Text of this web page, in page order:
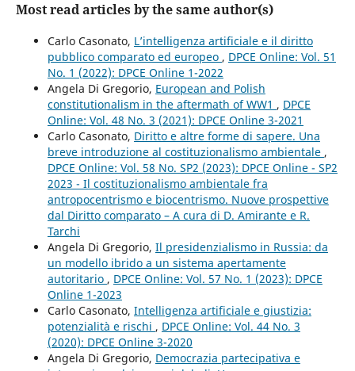
Most read articles by the same author(s)
Carlo Casonato, L’intelligenza artificiale e il diritto
pubblico comparato ed europeo , DPCE Online: Vol. 51
No. 1 (2022): DPCE Online 1-2022
Angela Di Gregorio, European and Polish
constitutionalism in the aftermath of WW1 , DPCE
Online: Vol. 48 No. 3 (2021): DPCE Online 3-2021
Carlo Casonato, Diritto e altre forme di sapere. Una
breve introduzione al costituzionalismo ambientale ,
DPCE Online: Vol. 58 No. SP2 (2023): DPCE Online - SP2
2023 - Il costituzionalismo ambientale fra
antropocentrismo e biocentrismo. Nuove prospettive
dal Diritto comparato – A cura di D. Amirante e R.
Tarchi
Angela Di Gregorio, Il presidenzialismo in Russia: da
un modello ibrido a un sistema apertamente
autoritario , DPCE Online: Vol. 57 No. 1 (2023): DPCE
Online 1-2023
Carlo Casonato, Intelligenza artificiale e giustizia:
potenzialità e rischi , DPCE Online: Vol. 44 No. 3
(2020): DPCE Online 3-2020
Angela Di Gregorio, Democrazia partecipativa e